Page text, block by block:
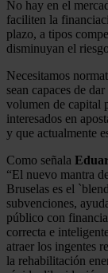
No hay en el
faciliten la
plazo, a tipos
disminuyan el
Necesitamos
sean capaces de
volumen de capital
interesados en
y que actualmente
Como señala
“El nuevo mantra
Bruselas es el
subvenciones,
público con
correcta e
atraer los ingentes
la rehabilitación